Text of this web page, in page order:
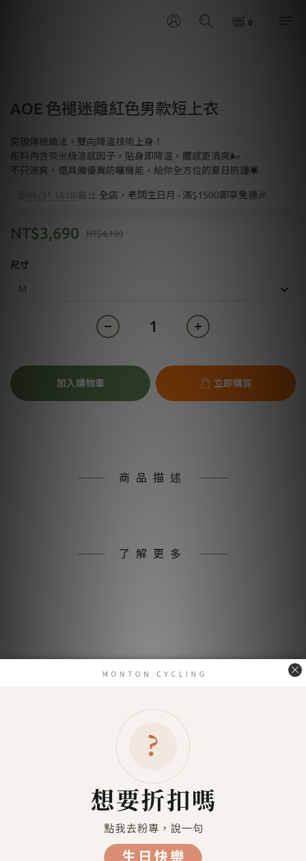
AOE 色褪迷離紅色男款短上衣
突破傳統織法，雙向降溫技術上身！
布料內含奈米級涼感因子，貼身即降溫，體感更清爽🌬️
不只涼爽，還具備優異防曬機能，給你全方位的夏日防護☀️
08/31 16:00截止 全店，老闆生日月 - 滿$1500即享免運🎉
NT$4,190
NT$3,690
尺寸
加入購物車 立即購買
商品描述
了解更多
7-11超商取貨 付款（約4-5天送達）
7-11超商取貨不付款 （約4-5天送達）
宅配到府（金門／馬祖／澎湖 外島地區除外）
金門／馬祖／澎湖 等外島地區（郵寄）
港澳地區（順豐運費到付）
付款方式
信用卡付款（SHOPLINE Pay）